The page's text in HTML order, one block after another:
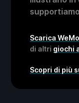
Scarica
di altri giochi
Scopri di più